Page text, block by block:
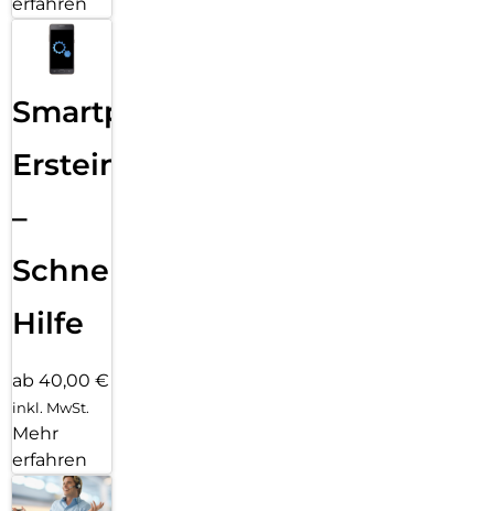
erfahren
Smartphone
Ersteinrichtung
–
Schnelle
Hilfe
ab 40,00 €
inkl. MwSt.
Mehr
erfahren